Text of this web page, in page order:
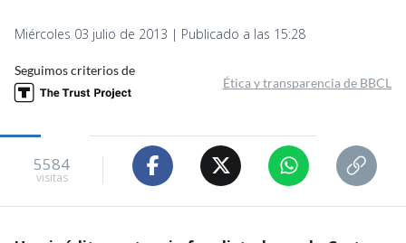
Miércoles 03 julio de 2013 | Publicado a las 15:28
Seguimos criterios de
Ética y transparencia de BBCL
5584
visitas